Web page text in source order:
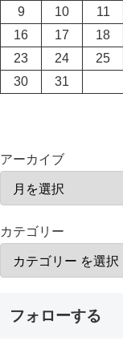
9
10 11
16
17 18
23
24 25
30
31
アーカイブ
カテゴリー
フォローする